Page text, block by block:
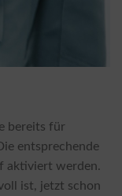
bereits für
entsprechende
aktiviert werden.
ist, jetzt schon